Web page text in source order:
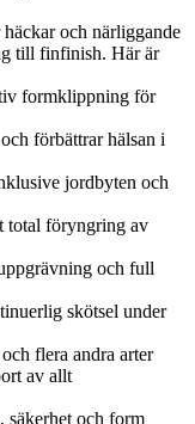
och närliggande
till finfinish. Här är
formklippning för
förbättrar hälsan i
jordbyten och
total föryngring av
och full
skötsel under
flera andra arter
av allt
säkerhet och form